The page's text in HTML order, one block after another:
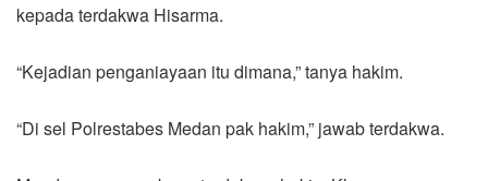
kepada terdakwa Hisarma.
“Kejadian penganiayaan itu dimana,” tanya hakim.
“Di sel Polrestabes Medan pak hakim,” jawab terdakwa.